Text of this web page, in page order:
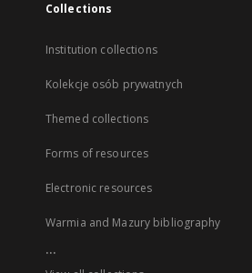
Collections
Institution collections
Kolekcje osób prywatnych
Themed collections
Forms of resources
Electronic resources
Warmia and Mazury bibliography
...